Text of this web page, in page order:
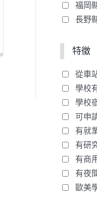
福岡
長野
特徵
從車
學校
學校
可申
有就
有研
有商
有夜
歐美